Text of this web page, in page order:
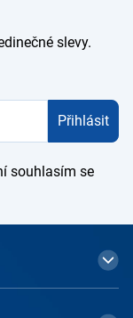
slevy.
Přihlásit
souhlasím se